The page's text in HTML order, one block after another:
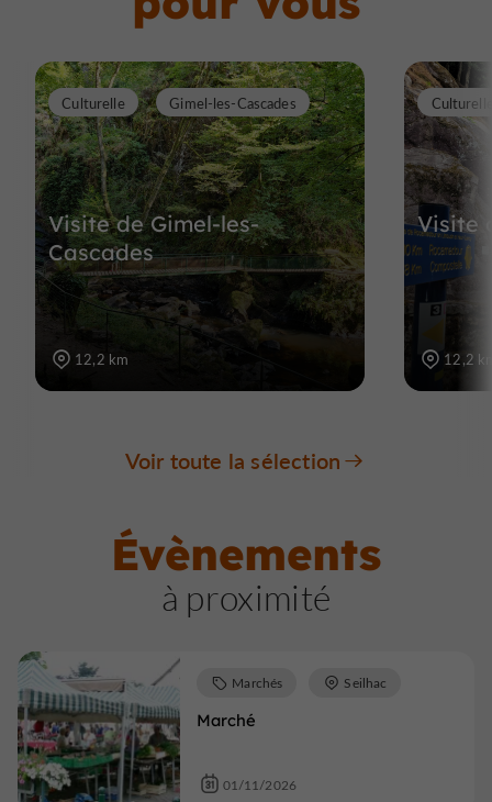
Visite de Gimel-les-
Cascades
Culturelle Gimel-les-Cascades
12,2 km
Visite
12,2
Voir toute la sélection
Évènements
à proximité
Marché
Marchés Seilhac
01/11/2026